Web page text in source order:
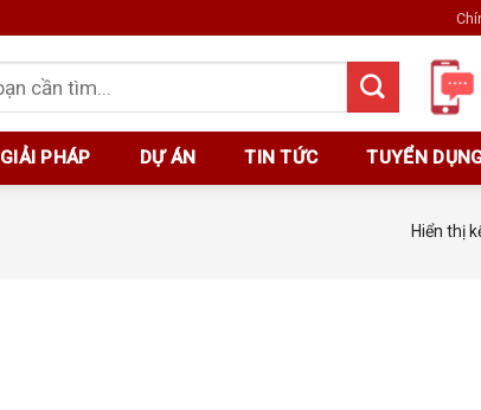
GIẢI PHÁP DỰ ÁN TIN TỨC TUYỂN
Hiển thị